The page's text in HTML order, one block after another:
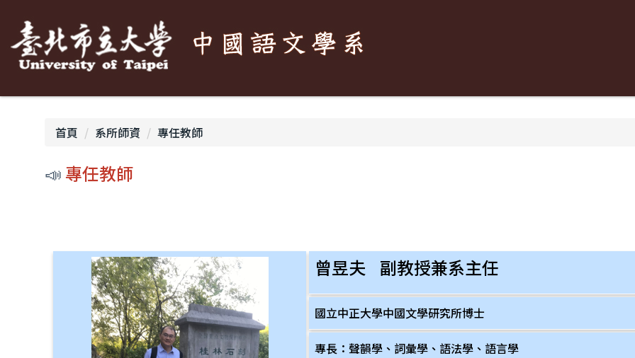
主
容
首頁
系所師資 專任教師
📣 專任教師
曾昱夫 副教授兼系主任
國立中正大學中國文學研究所博士
專長：聲韻學、詞彙學、語法學、語言學